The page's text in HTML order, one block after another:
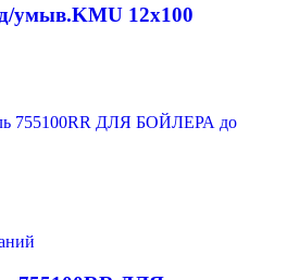
умыв.KMU 12х100